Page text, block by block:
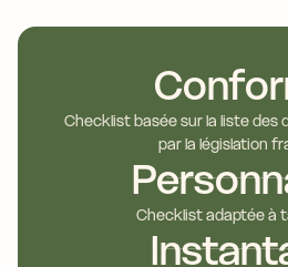
Checklist basée sur la liste
par la législation
Checklist adaptée à